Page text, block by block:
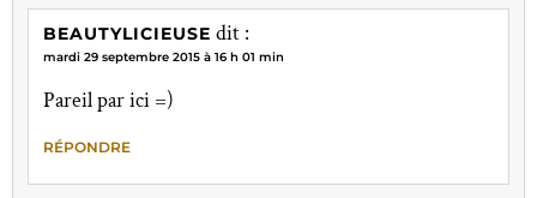
BEAUTYLICIEUSE dit :
mardi 29 septembre 2015 à 16 h 01 min
Pareil par ici =)
RÉPONDRE